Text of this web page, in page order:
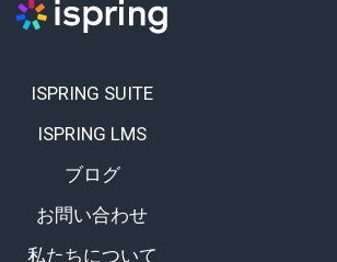
ISPRING SUITE
ISPRING LMS
ブログ
お問い合わせ
私たちについて